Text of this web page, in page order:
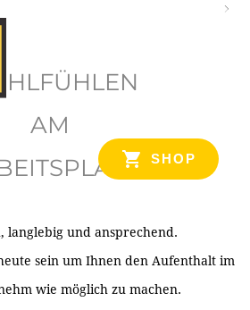
SHOP
AM
langlebig und ansprechend.
sein um Ihnen den Aufenthalt im
wie möglich zu machen.